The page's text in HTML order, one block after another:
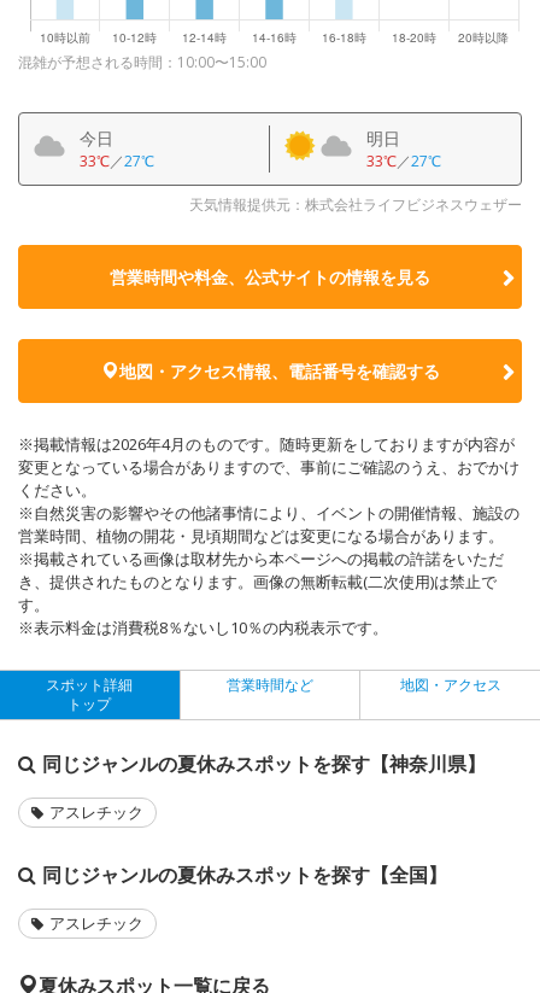
混雑が予想される時間：10:00〜15:00
今日
33℃／27℃
明日
33℃／27℃
天気情報提供元：株式会社ライフビジネスウェザー
営業時間や料金、公式サイトの情報を見る
地図・アクセス情報、電話番号を確認する
※掲載情報は2026年4月のものです。随時更新をしておりますが内容が
変更となっている場合がありますので、事前にご確認のうえ、おでかけ
ください。
※自然災害の影響やその他諸事情により、イベントの開催情報、施設の
営業時間、植物の開花・見頃期間などは変更になる場合があります。
※掲載されている画像は取材先から本ページへの掲載の許諾をいただ
き、提供されたものとなります。画像の無断転載(二次使用)は禁止で
す。
※表示料金は消費税8％ないし10％の内税表示です。
スポット詳細
トップ
営業時間など 地図・アクセス
同じジャンルの夏休みスポットを探す【神奈川県】
アスレチック
同じジャンルの夏休みスポットを探す【全国】
アスレチック
夏休みスポット一覧に戻る